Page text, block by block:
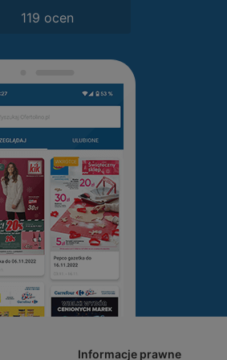
119 ocen
Informacje prawne